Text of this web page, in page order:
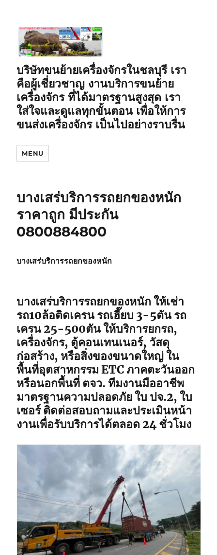
บริษัทขนย้ายเครื่องจักรในชลบุรี เรา
คือผู้เชี่ยวชาญ งานบริการขนย้าย
เครื่องจักร ที่ได้มาตรฐานสูงสุด เรา
ใส่ใจและดูแลทุกขั้นตอน เพื่อให้การ
ขนส่งเครื่องจักร เป็นไปอย่างราบรื่น
MENU
บางเสร่บริการรถยกของหนัก
ราคาถูก มีประกัน
0800884800
บางเสร่บริการรถยกของหนัก
บางเสร่บริการรถยกของหนัก ให้เช่า
รถ10ล้อติดเครน รถเฮี๊ยบ 3-5ตัน รถ
เครน 25-500ตัน ให้บริการยกรถ,
เครื่องจักร, ตู้คอนเทนเนอร์, วัสดุ
ก่อสร้าง, หรือสิ่งของขนาดใหญ่ ใน
พื้นที่อุตสาหกรรม ETC ภาคตะวันออก
หรือนอกพื้นที่ ตจว. ทีมงานมืออาชีพ
มาตรฐานความปลอดภัย ใบ ปจ.2, ใบ
เซอร์ ติดต่อสอบถามและประเมินหน้า
งานเพื่อรับบริการได้ตลอด 24 ชั่วโมง